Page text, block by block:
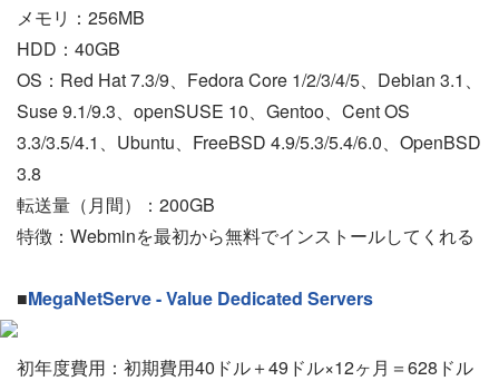
メモリ：256MB
HDD：40GB
OS：Red Hat 7.3/9、Fedora Core 1/2/3/4/5、Debian 3.1、
Suse 9.1/9.3、openSUSE 10、Gentoo、Cent OS
3.3/3.5/4.1、Ubuntu、FreeBSD 4.9/5.3/5.4/6.0、OpenBSD
3.8
転送量（月間）：200GB
特徴：Webminを最初から無料でインストールしてくれる
■MegaNetServe - Value Dedicated Servers
初年度費用：初期費用40ドル＋49ドル×12ヶ月＝628ドル